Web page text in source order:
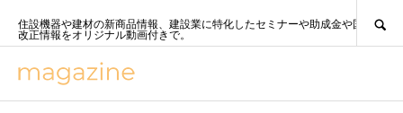
住設機器や建材の新商品情報、建設業に特化したセミナーや助成金や国策、法
改正情報をオリジナル動画付きで。